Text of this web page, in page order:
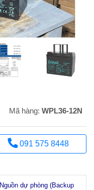
Mã hàng: WPL36-12N
091 575 8448
Nguồn dự phòng (Backup